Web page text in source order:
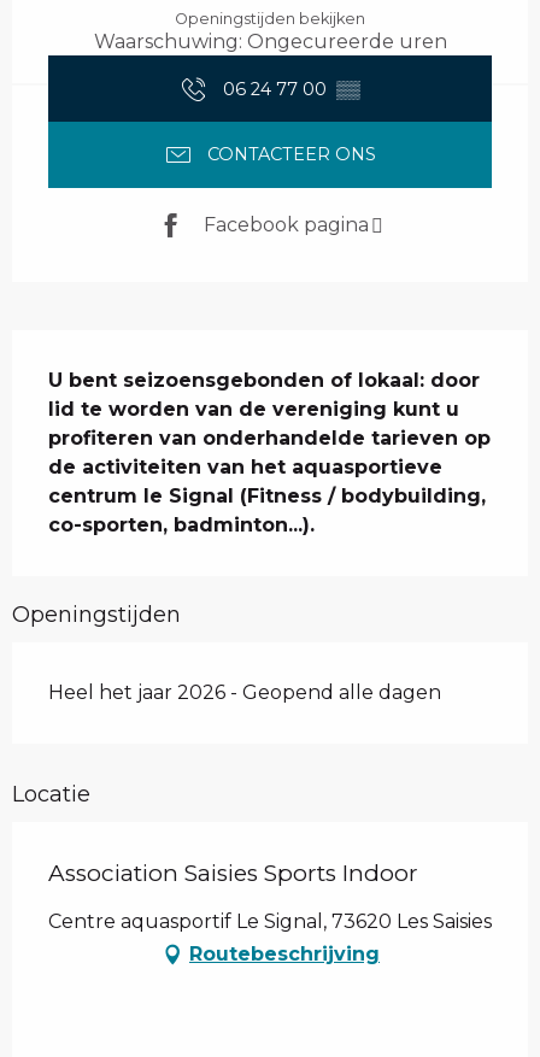
Openingstijden bekijken
Waarschuwing: Ongecureerde uren
06 24 77 00 ▒▒
CONTACTEER ONS
Facebook pagina
U bent seizoensgebonden of lokaal: door
lid te worden van de vereniging kunt u
profiteren van onderhandelde tarieven op
de activiteiten van het aquasportieve
centrum le Signal (Fitness / bodybuilding,
co-sporten, badminton...).
Openingstijden
Heel het jaar 2026 - Geopend alle dagen
Locatie
Association Saisies Sports Indoor
Centre aquasportif Le Signal, 73620 Les Saisies
Routebeschrijving